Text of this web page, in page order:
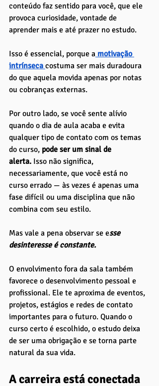
conteúdo faz sentido para você, que ele
provoca curiosidade, vontade de
aprender mais e até prazer no estudo.
Isso é essencial, porque a motivação
intrínseca costuma ser mais duradoura
do que aquela movida apenas por notas
ou cobranças externas.
Por outro lado, se você sente alívio
quando o dia de aula acaba e evita
qualquer tipo de contato com os temas
do curso, pode ser um sinal de
alerta. Isso não significa,
necessariamente, que você está no
curso errado — às vezes é apenas uma
fase difícil ou uma disciplina que não
combina com seu estilo.
Mas vale a pena observar se esse
desinteresse é constante.
O envolvimento fora da sala também
favorece o desenvolvimento pessoal e
profissional. Ele te aproxima de eventos,
projetos, estágios e redes de contato
importantes para o futuro. Quando o
curso certo é escolhido, o estudo deixa
de ser uma obrigação e se torna parte
natural da sua vida.
A carreira está conectada